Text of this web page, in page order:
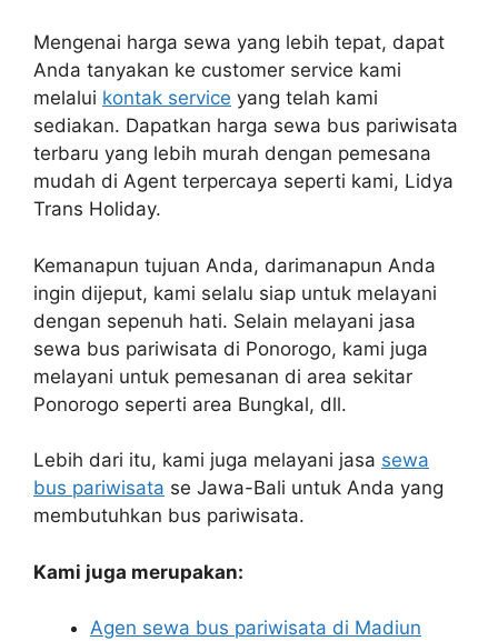
Mengenai harga sewa yang lebih tepat, dapat
Anda tanyakan ke customer service kami
melalui kontak service yang telah kami
sediakan. Dapatkan harga sewa bus pariwisata
terbaru yang lebih murah dengan pemesana
mudah di Agent terpercaya seperti kami, Lidya
Trans Holiday.
Kemanapun tujuan Anda, darimanapun Anda
ingin dijeput, kami selalu siap untuk melayani
dengan sepenuh hati. Selain melayani jasa
sewa bus pariwisata di Ponorogo, kami juga
melayani untuk pemesanan di area sekitar
Ponorogo seperti area Bungkal, dll.
Lebih dari itu, kami juga melayani jasa sewa
bus pariwisata se Jawa-Bali untuk Anda yang
membutuhkan bus pariwisata.
Kami juga merupakan:
Agen sewa bus pariwisata di Madiun